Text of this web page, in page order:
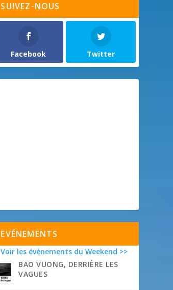
SUIVEZ-NOUS
Facebook Twitter
EVÉNEMENTS
Voir les événements du Weekend >>
BAO VUONG, DERRIÈRE LES
VAGUES